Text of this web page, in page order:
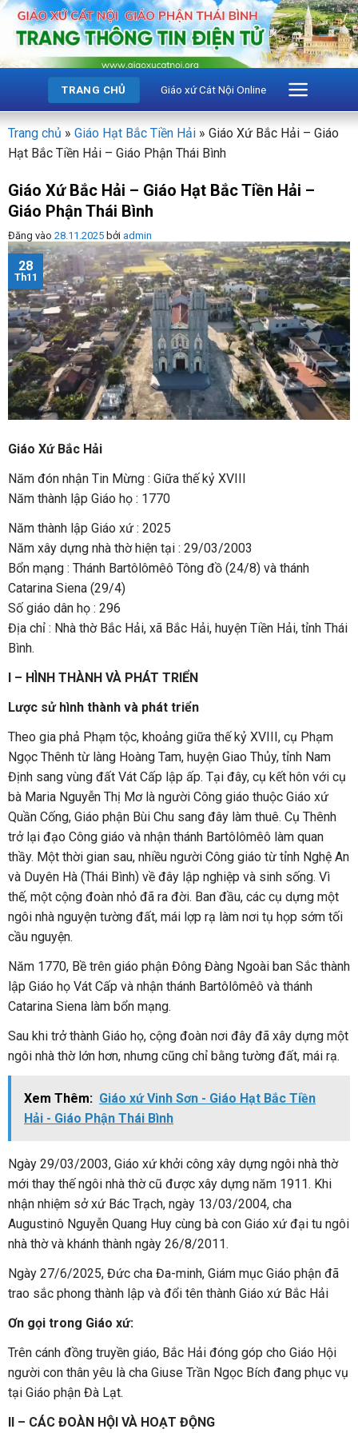
Bỏ
qua
dung
TRANG CHỦ Giáo xứ Cát Nội Online
Trang chủ » Giáo Hạt Bắc Tiền Hải » Giáo Xứ Bắc Hải – Giáo
Hạt Bắc Tiền Hải – Giáo Phận Thái Bình
Giáo Xứ Bắc Hải – Giáo Hạt Bắc Tiền Hải –
Giáo Phận Thái Bình
Đăng vào 28.11.2025 bởi admin
28
Th11
Giáo Xứ Bắc Hải
Năm đón nhận Tin Mừng : Giữa thế kỷ XVIII
Năm thành lập Giáo họ : 1770
Năm thành lập Giáo xứ : 2025
Năm xây dựng nhà thờ hiện tại : 29/03/2003
Bổn mạng : Thánh Bartôlômêô Tông đồ (24/8) và thánh
Catarina Siena (29/4)
Số giáo dân họ : 296
Địa chỉ : Nhà thờ Bắc Hải, xã Bắc Hải, huyện Tiền Hải, tỉnh Thái
Bình.
I – HÌNH THÀNH VÀ PHÁT TRIỂN
Lược sử hình thành và phát triển
Theo gia phả Phạm tộc, khoảng giữa thế kỷ XVIII, cụ Phạm
Ngọc Thênh từ làng Hoàng Tam, huyện Giao Thủy, tỉnh Nam
Định sang vùng đất Vát Cấp lập ấp. Tại đây, cụ kết hôn với cụ
bà Maria Nguyễn Thị Mơ là người Công giáo thuộc Giáo xứ
Quần Cống, Giáo phận Bùi Chu sang đây làm thuê. Cụ Thênh
trở lại đạo Công giáo và nhận thánh Bartôlômêô làm quan
thầy. Một thời gian sau, nhiều người Công giáo từ tỉnh Nghệ An
và Duyên Hà (Thái Bình) về đây lập nghiệp và sinh sống. Vì
thế, một cộng đoàn nhỏ đã ra đời. Ban đầu, các cụ dựng một
ngôi nhà nguyện tường đất, mái lợp rạ làm nơi tụ họp sớm tối
cầu nguyện.
Năm 1770, Bề trên giáo phận Đông Đàng Ngoài ban Sắc thành
lập Giáo họ Vát Cấp và nhận thánh Bartôlômêô và thánh
Catarina Siena làm bổn mạng.
Sau khi trở thành Giáo họ, cộng đoàn nơi đây đã xây dựng một
ngôi nhà thờ lớn hơn, nhưng cũng chỉ bằng tường đất, mái rạ.
Xem Thêm: Giáo xứ Vinh Sơn - Giáo Hạt Bắc Tiền
Hải - Giáo Phận Thái Bình
Ngày 29/03/2003, Giáo xứ khởi công xây dựng ngôi nhà thờ
mới thay thế ngôi nhà thờ cũ được xây dựng năm 1911. Khi
nhận nhiệm sở xứ Bác Trạch, ngày 13/03/2004, cha
Augustinô Nguyễn Quang Huy cùng bà con Giáo xứ đại tu ngôi
nhà thờ và khánh thành ngày 26/8/2011.
Ngày 27/6/2025, Đức cha Đa-minh, Giám mục Giáo phận đã
trao sắc phong thành lập và đổi tên thành Giáo xứ Bắc Hải
Ơn gọi trong Giáo xứ:
Trên cánh đồng truyền giáo, Bắc Hải đóng góp cho Giáo Hội
người con thân yêu là cha Giuse Trần Ngọc Bích đang phục vụ
tại Giáo phận Đà Lạt.
II – CÁC ĐOÀN HỘI VÀ HOẠT ĐỘNG